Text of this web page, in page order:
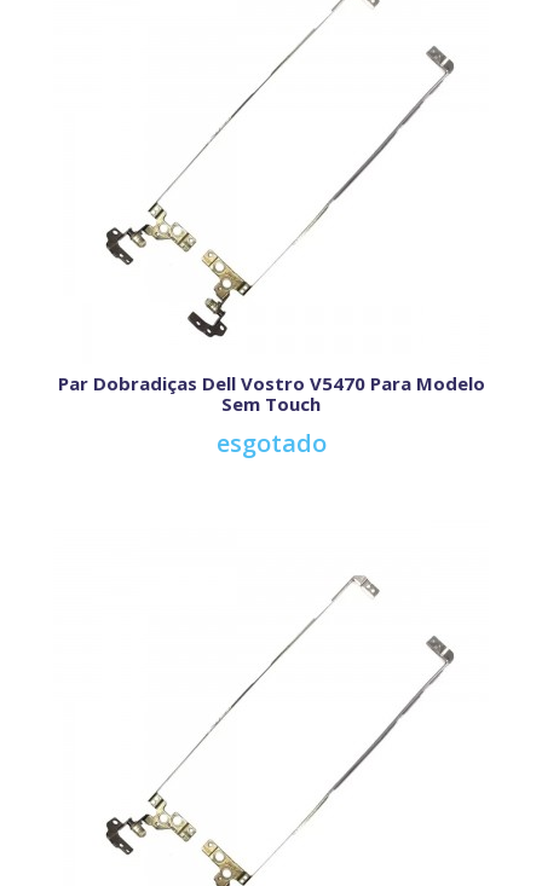
Par Dobradiças Dell Vostro V5470 Para Modelo
Sem Touch
esgotado